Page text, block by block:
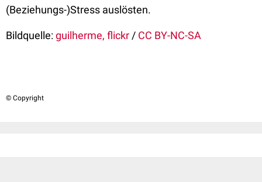
(Beziehungs-)Stress auslösten.
Bildquelle:guilherme, flickr / CC BY-NC-SA
© Copyright